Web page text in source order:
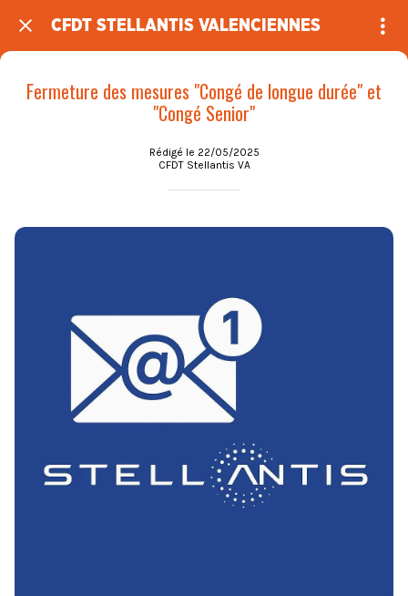
CFDT STELLANTIS VALENCIENNES
Fermeture des mesures "Congé de longue durée" et
"Congé Senior"
Rédigé le 22/05/2025
CFDT Stellantis VA